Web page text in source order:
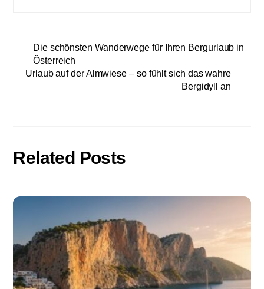
Die schönsten Wanderwege für Ihren Bergurlaub in
Österreich
Urlaub auf der Almwiese – so fühlt sich das wahre
Bergidyll an
Related Posts